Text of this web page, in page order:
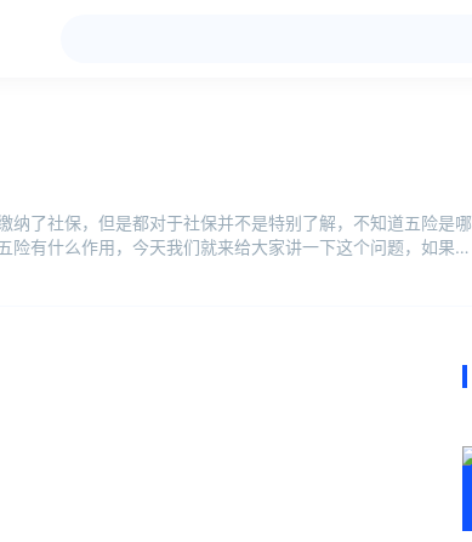
纳了社保，但是都对于社保并不是特别了解，不知道五险是哪
险有什么作用，今天我们就来给大家讲一下这个问题，如果说